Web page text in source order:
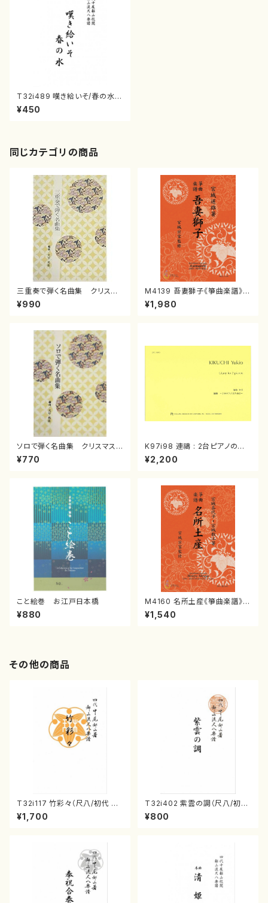
T32i489 嘆き給いそ/春の水
（尺八/宮城道雄/楽譜）都山流公
刊楽譜曲番:2198
¥450
同じカテゴリの商品
三重奏で弾く名曲集 クリスマ
スメドレー( 箏2/大平光美 編
曲/楽譜）
¥990
M4139 吾妻獅子《箏曲楽譜》
（箏/宮城道雄著・宮城宗家監修/
箏曲古典楽譜）
¥1,980
ソロで弾く名曲集 クリスマス・
イブ／恋人がサンタクロース(
箏独奏 /大平光美 編曲/楽
¥770
K97i98 連禱 : 2台ピアノのた
めの（2 Pianos / 菊池 幸夫 /
楽譜）
¥2,200
こと絵巻 お江戸日本橋
¥880
M4160 名所土産《箏曲楽譜》
（箏/宮城喜代子・宮城数江著・
宮城宗家監修/箏曲古典楽譜）
¥1,540
その他の商品
T32i117 竹彩々（尺八/初代 山
本邦山/尺八/都山式譜）都山流
公刊楽譜曲番:566
¥1,700
T32i402 紫雲の調（尺八/初世
宮下秀冽/楽譜）都山流公刊楽譜
曲番:2107
¥800